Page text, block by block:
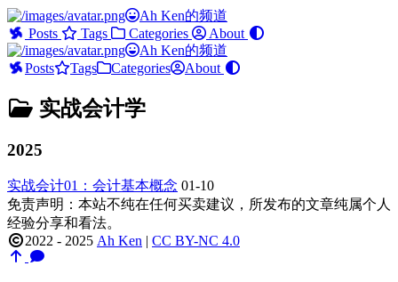
Ah Ken的频道
Posts
Tags Categories
About
Ah Ken的频道
Posts
Tags Categories About
实战会计学
2025
实战会计01：会计基本概念 01-10
免责声明：本站不纯在任何买卖建议，所发布的文章纯属个人
经验分享和看法。
2022 - 2025 Ah Ken | CC BY-NC 4.0